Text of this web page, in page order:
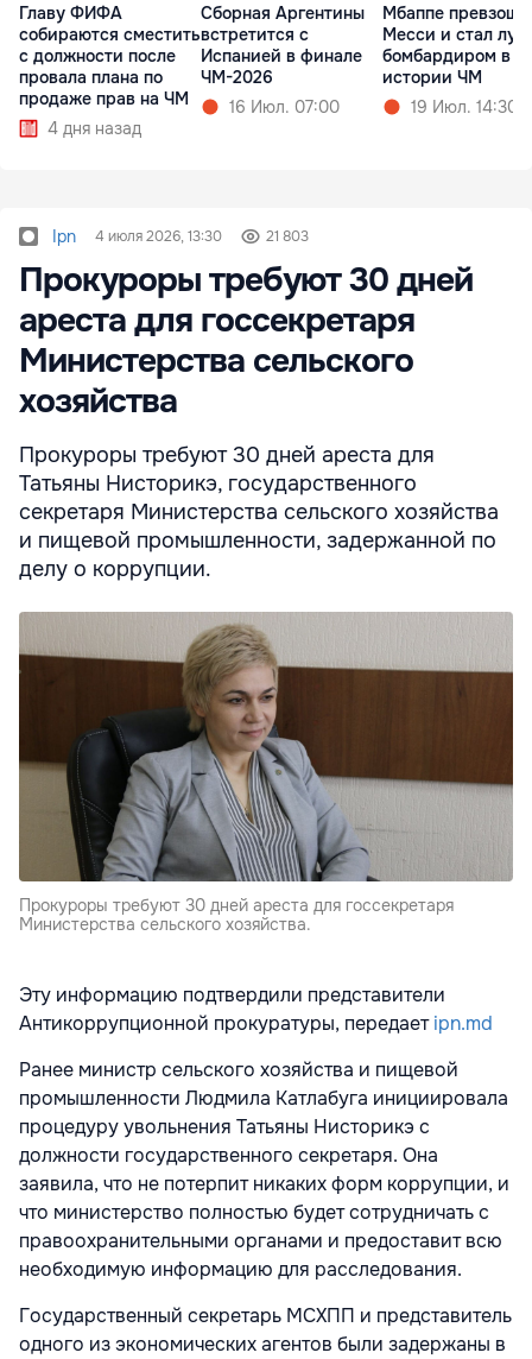
Главу ФИФА
собираются сместить
с должности после
провала плана по
продаже прав на ЧМ
4 дня назад
Сборная Аргентины
встретится с
Испанией в финале
ЧМ-2026
16 Июл. 07:00
Мбаппе
Месси и стал
бомбардиром в
истории ЧМ
19 Июл. 14:30
Ipn 4 июля 2026, 13:30 21 803
Прокуроры требуют 30 дней
ареста для госсекретаря
Министерства сельского
хозяйства
Прокуроры требуют 30 дней ареста для
Татьяны Нисторикэ, государственного
секретаря Министерства сельского хозяйства
и пищевой промышленности, задержанной по
делу о коррупции.
Прокуроры требуют 30 дней ареста для госсекретаря
Министерства сельского хозяйства.
Эту информацию подтвердили представители
Антикоррупционной прокуратуры, передаетipn.md
Ранее министр сельского хозяйства и пищевой
промышленности Людмила Катлабуга инициировала
процедуру увольнения Татьяны Нисторикэ с
должности государственного секретаря. Она
заявила, что не потерпит никаких форм коррупции, и
что министерство полностью будет сотрудничать с
правоохранительными органами и предоставит всю
необходимую информацию для расследования.
Государственный секретарь МСХПП и представитель
одного из экономических агентов были задержаны в